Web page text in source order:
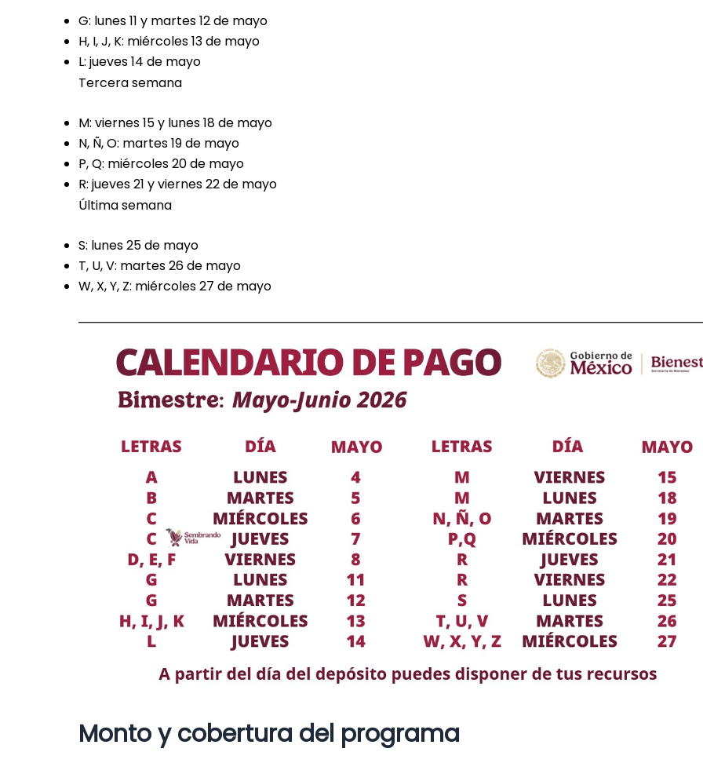
G: lunes 11 y martes 12 de mayo
H, I, J, K: miércoles 13 de mayo
L: jueves 14 de mayo
Tercera semana
M: viernes 15 y lunes 18 de mayo
N, Ñ, O: martes 19 de mayo
P, Q: miércoles 20 de mayo
R: jueves 21 y viernes 22 de mayo
Última semana
S: lunes 25 de mayo
T, U, V: martes 26 de mayo
W, X, Y, Z: miércoles 27 de mayo
Monto y cobertura del programa